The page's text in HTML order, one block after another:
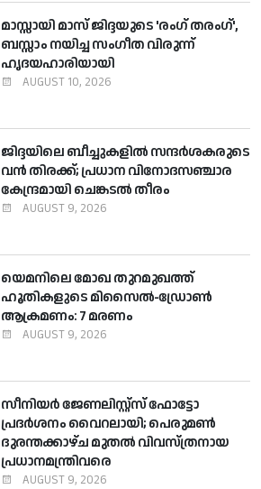
മാസ്സായി മാസ് ജിദ്ദയുടെ 'രംഗ് തരംഗ്',
ബസ്സാം നയിച്ച സംഗീത വിരുന്ന്
ഹൃദയഹാരിയായി
AUGUST 10, 2026
ജിദ്ദയിലെ ബീച്ചുകളില്‍ സന്ദര്‍ശകരുടെ
വന്‍ തിരക്ക്; പ്രധാന വിനോദസഞ്ചാര
കേന്ദ്രമായി ചെങ്കടല്‍ തീരം
AUGUST 9, 2026
യെമനിലെ മോഖ തുറമുഖത്ത്
ഹൂതികളുടെ മിസൈല്‍-ഡ്രോണ്‍
ആക്രമണം: 7 മരണം
AUGUST 9, 2026
സീനിയര്‍ ജേണലിസ്റ്റ്സ് ഫോട്ടോ
പ്രദര്‍ശനം വൈറലായി; പെരുമണ്‍
ദുരന്തക്കാഴ്ച മുതല്‍ വിവസ്ത്രനായ
പ്രധാനമന്ത്രിവരെ
AUGUST 9, 2026